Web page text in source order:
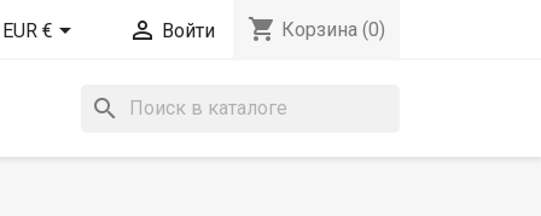
EUR €  Войти shopping_cart Корзина (0)
search